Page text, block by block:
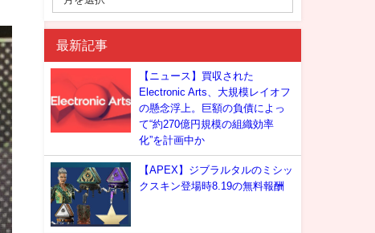
最新記事
【ニュース】買収された
Electronic Arts、大規模レイオフ
の懸念浮上。巨額の負債によっ
て“約270億円規模の組織効率
化”を計画中か
【APEX】ジブラルタルのミシッ
クスキン登場時8.19の無料報酬